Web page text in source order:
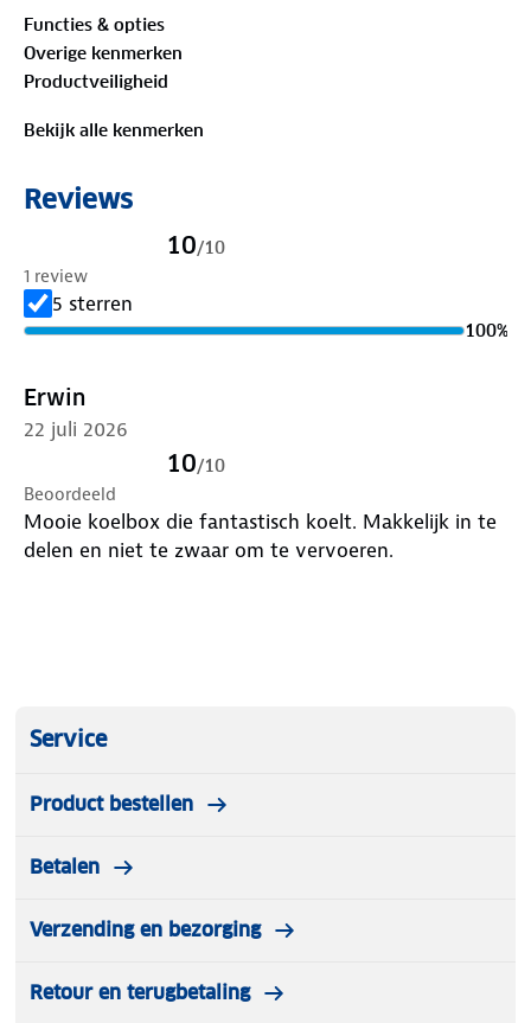
zijn je snacks altijd perfect gekoeld, waar je ook
bent!
Waarom kiezen voor Auronic?
Voor gezinnen, kampeerders en reizigers die altijd
Specificaties
Inhoud: 40,5 liter (48 blikjes)
5 koelstanden
Stroom: 12V en 240V
Geluidsniveau: 48 dB
Functies & opties
Overige kenmerken
Productveiligheid
Bekijk alle kenmerken
Reviews
10/10
1 review
5 sterren
100%
Erwin
22 juli 2026
10/10
Beoordeeld
Mooie koelbox die fantastisch koelt. Makkelijk in te
delen en niet te zwaar om te vervoeren.
Service
Product bestellen
Betalen
Verzending en bezorging
Retour en terugbetaling